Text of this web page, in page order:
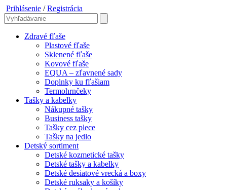
Prihlásenie / Registrácia
Zdravé fľaše
Plastové fľaše
Sklenené fľaše
Kovové fľaše
EQUA – zľavnené sady
Doplnky ku fľašiam
Termohrnčeky
Tašky a kabelky
Nákupné tašky
Business tašky
Tašky cez plece
Tašky na jedlo
Detský sortiment
Detské kozmetické tašky
Detské tašky a kabelky
Detské desiatové vrecká a boxy
Detské ruksaky a košíky